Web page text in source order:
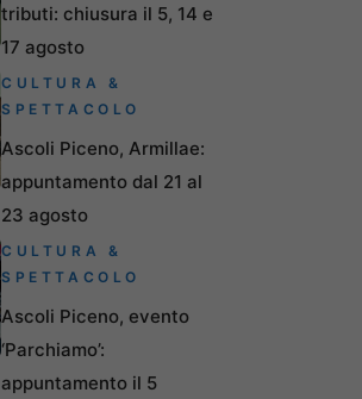
tributi: chiusura il 5, 14 e
17 agosto
CULTURA &
SPETTACOLO
Ascoli Piceno, Armillae:
appuntamento dal 21 al
23 agosto
CULTURA &
SPETTACOLO
Ascoli Piceno, evento
‘Parchiamo’:
appuntamento il 5